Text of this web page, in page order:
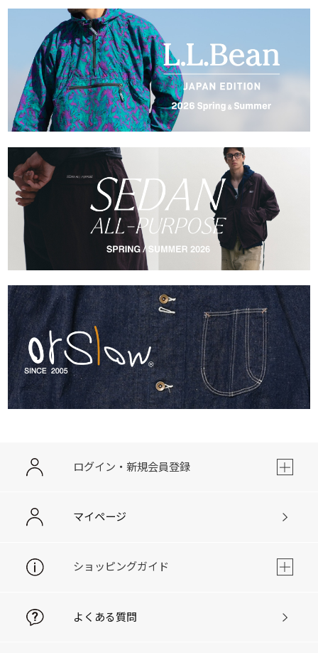
ログイン・新規会員登録
マイページ
ショッピングガイド
よくある質問